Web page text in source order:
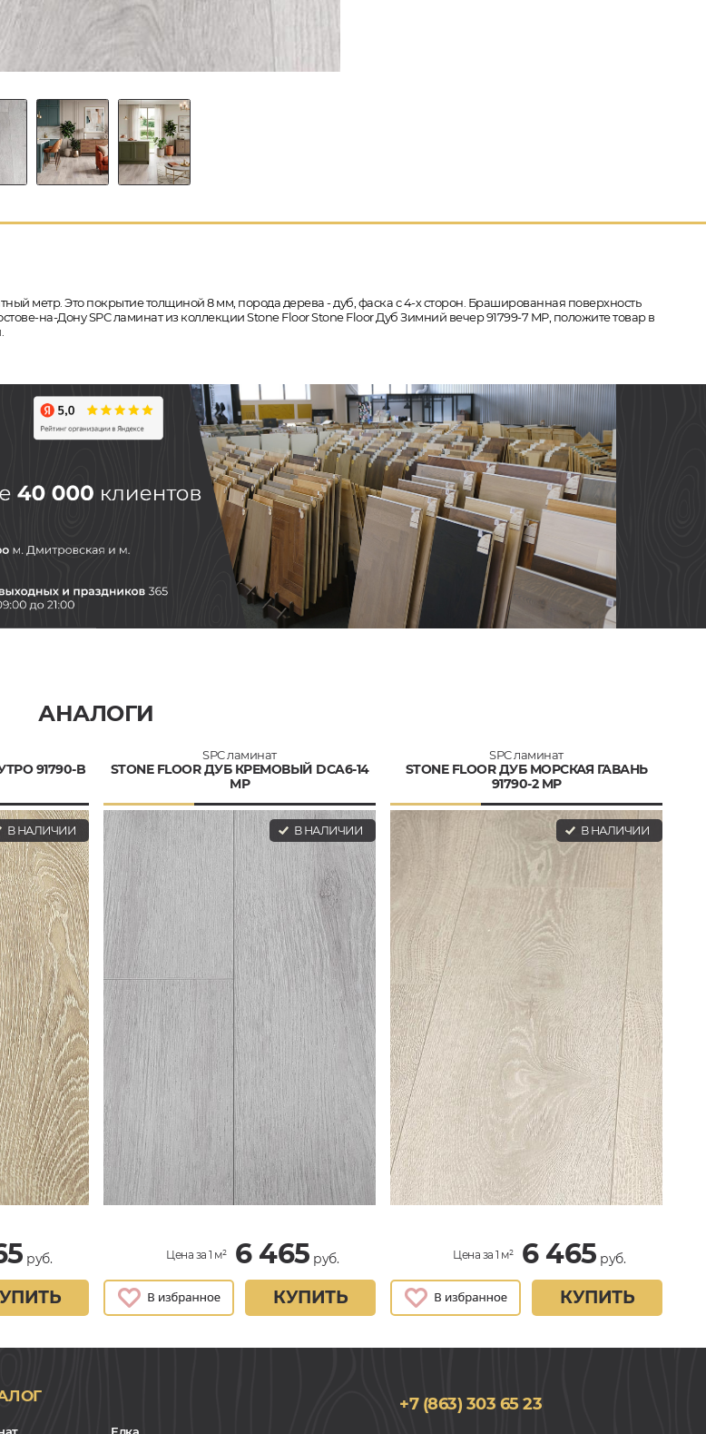
метр. Это покрытие толщиной 8 мм, порода дерева - дуб, фаска с 4-х сторон. Брашированная поверхность
на-Дону SPC ламинат из коллекции Stone Floor Stone Floor Дуб Зимний вечер 91799-7 MP, положите товар в
АНАЛОГИ
91790-B
В НАЛИЧИИ
руб.
SPC ламинат
STONE FLOOR ДУБ КРЕМОВЫЙ DCA6-14
MР
В НАЛИЧИИ
Цена за 1 м² 6 465 руб.
КУПИТЬ
SPC ламинат
STONE FLOOR ДУБ МОРСКАЯ ГАВАНЬ
91790-2 MP
В НАЛИЧИИ
Цена за 1 м² 6 465 руб.
КУПИТЬ
Елка
+7 (863) 303 65 23